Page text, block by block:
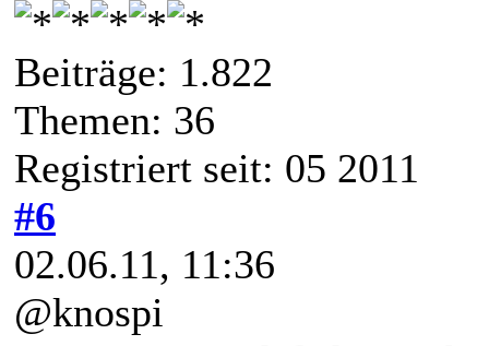
Beiträge: 1.822
Themen: 36
Registriert seit: 05 2011
#6
02.06.11, 11:36
@knospi